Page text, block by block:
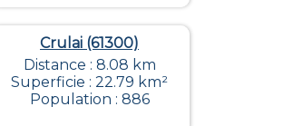
Crulai (61300)
Distance : 8.08 km
Superficie : 22.79 km²
Population : 886